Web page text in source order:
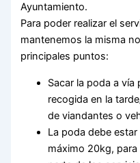
Ayuntamiento.
Para poder realizar el
mantenemos la misma
principales puntos:
Sacar la poda a vía
recogida en la
de viandantes o
La poda debe
máximo 20kg,